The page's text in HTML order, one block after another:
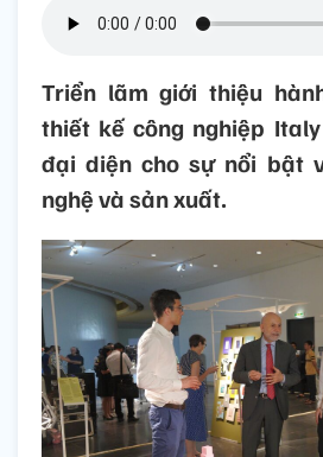
Triển lãm giới thiệu
thiết kế công nghiệp
đại diện cho sự nổi bật
nghệ và sản xuất.